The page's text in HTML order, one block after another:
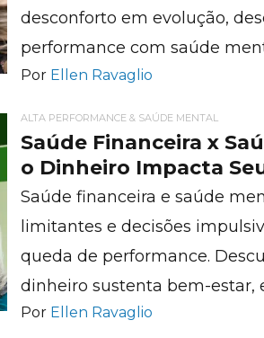
desconforto em evolução,
performance com saúde
Por Ellen Ravaglio
ALTA PERFORMANCE & SAÚDE MENTAL
Saúde Financeira x
o Dinheiro Impacta
Saúde financeira e saúde
limitantes e decisões
queda de performance.
dinheiro sustenta bem-estar,
Por Ellen Ravaglio